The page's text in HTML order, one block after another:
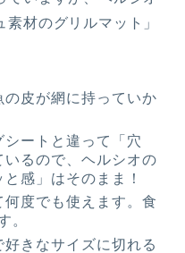
材のグリルマット」
の皮が網に持っていか
シートと違って「穴
いるので、ヘルシオの
感」はそのまま！
何度でも使えます。食
。
好きなサイズに切れる